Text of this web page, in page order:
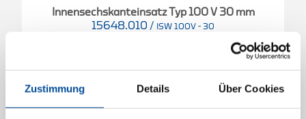
Zustimmung Details Über Cookies
Innensechskanteinsatz Typ 100 V 30 mm
15648.010 / ISW 100V - 30